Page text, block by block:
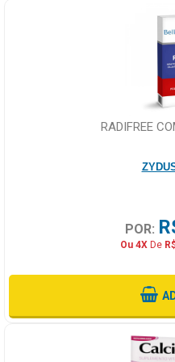
RADIFREE
POR:
Ou 4XDe